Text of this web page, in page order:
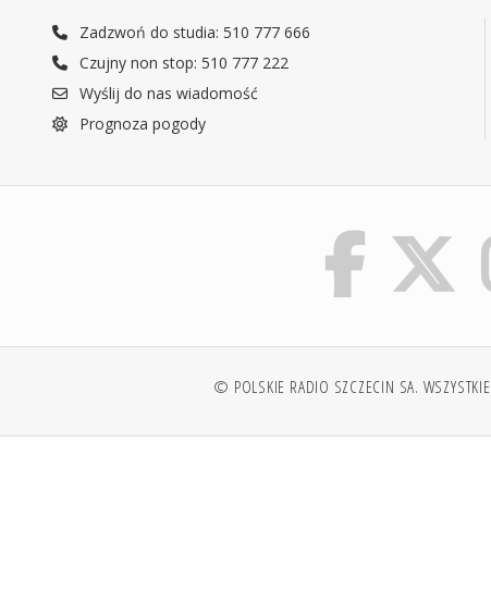
Zadzwoń do studia: 510 777 666
Czujny non stop: 510 777 222
Wyślij do nas wiadomość
Prognoza pogody
© POLSKIE RADIO SZCZECIN SA. WSZYSTKIE